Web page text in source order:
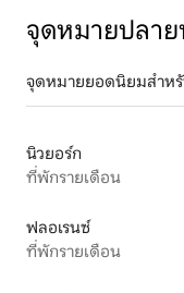
จุดหมายปลาย
จุดหมายยอดนิยมสำห
นิวยอร์ก
ที่พักรายเดือน
ฟลอเรนซ์
ที่พักรายเดือน